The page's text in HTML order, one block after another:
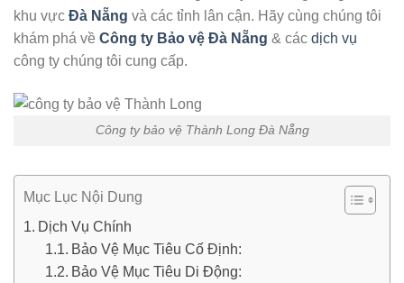
khu vực Đà Nẵng và các tỉnh lân cận. Hãy cùng chúng tôi
khám phá về Công ty Bảo vệ Đà Nẵng & các dịch vụ
công ty chúng tôi cung cấp.
Công ty bảo vệ Thành Long Đà Nẵng
Mục Lục Nội Dung
Dịch Vụ Chính
Bảo Vệ Mục Tiêu Cố Định:
Bảo Vệ Mục Tiêu Di Động: